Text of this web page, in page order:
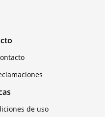
de uso